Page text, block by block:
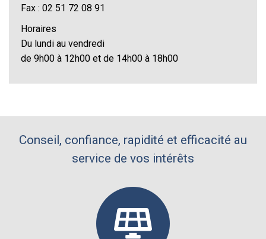
Fax : 02 51 72 08 91
Horaires
Du lundi au vendredi
de 9h00 à 12h00 et de 14h00 à 18h00
Conseil, confiance, rapidité et efficacité au
service de vos intérêts